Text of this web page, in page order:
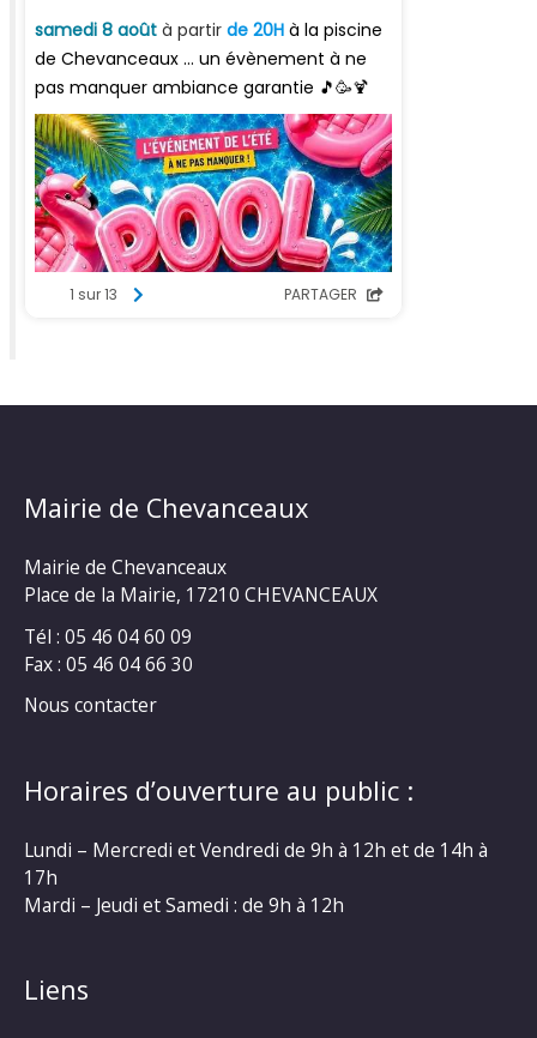
Mairie de Chevanceaux
Mairie de Chevanceaux
Place de la Mairie, 17210 CHEVANCEAUX
Tél : 05 46 04 60 09
Fax : 05 46 04 66 30
Nous contacter
Horaires d’ouverture au public :
Lundi – Mercredi et Vendredi de 9h à 12h et de 14h à
17h
Mardi – Jeudi et Samedi : de 9h à 12h
Liens